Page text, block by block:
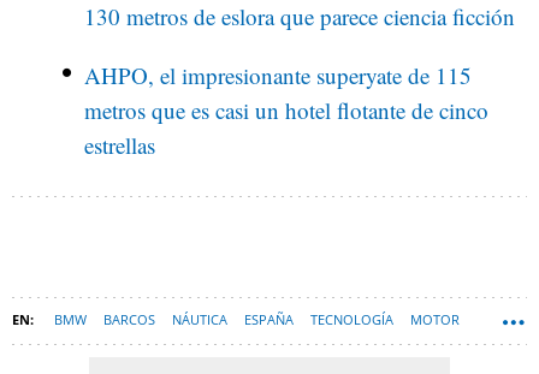
130 metros de eslora que parece ciencia ficción
AHPO, el impresionante superyate de 115
metros que es casi un hotel flotante de cinco
estrellas
BMW BARCOS NÁUTICA ESPAÑA TECNOLOGÍA MOTOR